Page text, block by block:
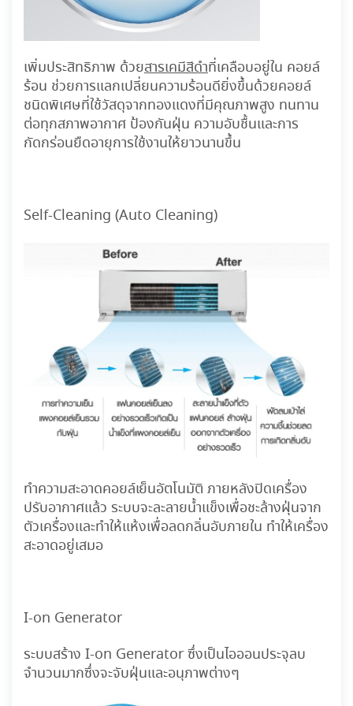
เพิ่มประสิทธิภาพ ด้วยสารเคมีสีดำที่เคลือบอยู่ใน คอยล์
ร้อน ช่วยการแลกเปลี่ยนความร้อนดียิ่งขึ้นด้วยคอยล์
ชนิดพิเศษที่ใช้วัสดุจากทองแดงที่มีคุณภาพสูง ทนทาน
ต่อทุกสภาพอากาศ ป้องกันฝุ่น ความอับชื้นและการ
กัดกร่อนยืดอายุการใช้งานให้ยาวนานขึ้น
Self-Cleaning (Auto Cleaning)
ทำความสะอาดคอยล์เย็นอัตโนมัติ ภายหลังปิดเครื่อง
ปรับอากาศแล้ว ระบบจะละลายน้ำแข็งเพื่อชะล้างฝุ่นจาก
ตัวเครื่องและทำให้แห้งเพื่อลดกลิ่นอับภายใน ทำให้เครื่อง
สะอาดอยู่เสมอ
I-on Generator
ระบบสร้าง I-on Generator ซึ่งเป็นไอออนประจุลบ
จำนวนมากซึ่งจะจับฝุ่นและอนุภาพต่างๆ